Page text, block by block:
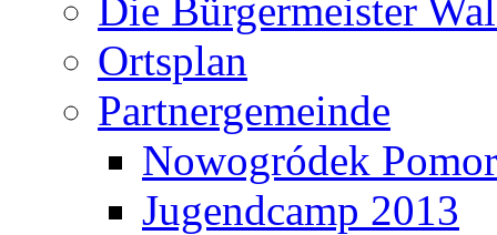
Die Bürgermeister
Ortsplan
Partnergemeinde
Nowogródek
Jugendcamp 2013